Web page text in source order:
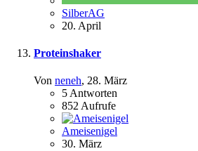
SilberAG
20. April
Proteinshaker
Von neneh, 28. März
5 Antworten
852 Aufrufe
Ameisenigel
30. März